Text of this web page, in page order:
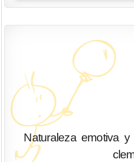
Naturaleza emotiva